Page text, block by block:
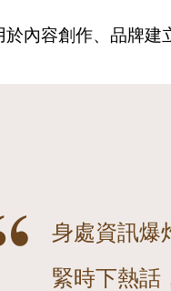
內容創作、品牌
身處資訊爆
緊時下熱話